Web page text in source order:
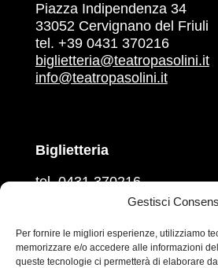
Gestisci
Per fornire le migliori esperienze, utilizziamo
memorizzare e/o accedere alle informazioni
queste tecnologie ci permetterà di elaborare
Piazza Indipendenza 34
33052 Cervignano del Friuli
tel. +39 0431 370216
biglietteria@teatropasolini.it
info@teatropasolini.it
Biglietteria
tel. 0431 370216
martedì, mercoledì, venerdì
giovedì e sabato
ore 10.00 – 12.00